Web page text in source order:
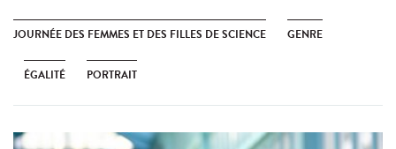
JOURNÉE DES FEMMES ET DES FILLES DE SCIENCE GENRE
ÉGALITÉ PORTRAIT